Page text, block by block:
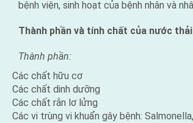
bệnh viện, sinh hoạt của bệnh nhân và
Thành phần và tính chất của nước
Thành phần:
Các chất hữu cơ
Các chất dinh dưỡng
Các chất rắn lơ lửng
Các vi trùng vi khuẩn gây bệnh: